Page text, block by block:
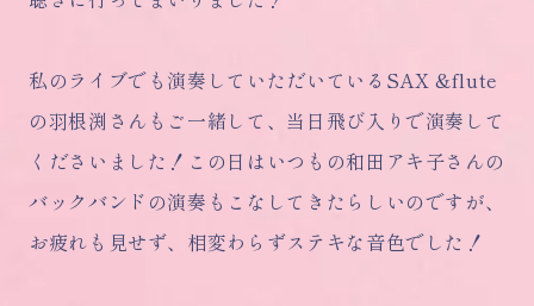
私のライブでも演奏していただいているSAX &flute
の羽根渕さんもご一緒して、当日飛び入りで演奏して
くださいました！この日はいつもの和田アキ子さんの
バックバンドの演奏もこなしてきたらしいのですが、
お疲れも見せず、相変わらずステキな音色でした！